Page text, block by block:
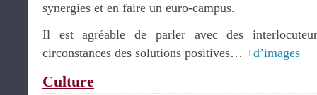
synergies et en faire un euro-campus.
Il est agréable de parler avec des
circonstances des solutions positives… +d’images
Culture